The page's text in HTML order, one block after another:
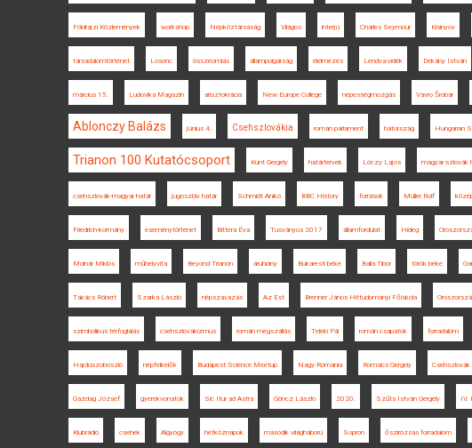
Földrajzi Közlemények workshop Népköztársaság Világos interjú Charles Seymour Kisinyov
társadalomtörténet Losonc összeomlás állampolgárság élelmezés Lendva-vidék Dékány István
március 15. Ludovika Magazin arisztokrácia New Europe College népességmozgás Vavro Šrobár
Ablonczy Balázs június 4. Csehszlovákia román parlament hátország Hungarian
Trianon 100 Kutatócsoport Kunt Gergely határtervek Lóczy Lajos magyar-szlovák
csehszlovák-magyar határ jugoszláv határ Schmidt Anikó BBC History források Müller Rolf
Friedrich-kormány eseménytörténet Bittera Éva Tusványos 2017 államfordulat Hideg
Molnár Miklós műhelyvita Beyond Trianon áruhiány Bukaresti béke Balla Tibor török béke
Takács Róbert Szarka László népszavazás Az Est Brenner János Hittudományi Főiskola
szimbolikus térfoglalás csehszlovakizmus román megszállás Teleki Pál román csapatok forradalom
Hajdúszoboszló népfelkelők Budapest Science Meetup Nagy-Románia Romsics Gergely
Gazdag József gyerekvonatok Sic Itur ad Astra Göncz László 2020. Szűts István Gergely IV.
Klubrádió csehek Algyógy hétköznapok második világháború Sopron őszirózsás forradalom